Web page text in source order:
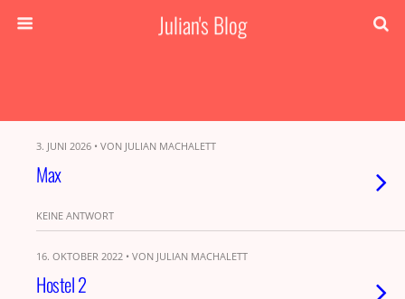
Julian's Blog
3. JUNI 2026 • VON JULIAN MACHALETT
Max
KEINE ANTWORT
16. OKTOBER 2022 • VON JULIAN MACHALETT
Hostel 2